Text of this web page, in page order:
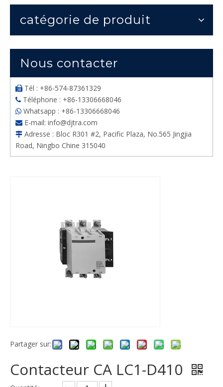
catégorie de produit
Nous contacter
 Tél : +86-574-87361329
 Téléphone : +86-13306668046
 Whatsapp : +86-13306668046
 E-mail: info@djtra.com
 Adresse : Bloc R301 #2, Pacific Plaza, No.565 Jingjia
Road, Ningbo Chine 315040
Partager sur:
Contacteur CA LC1-D410